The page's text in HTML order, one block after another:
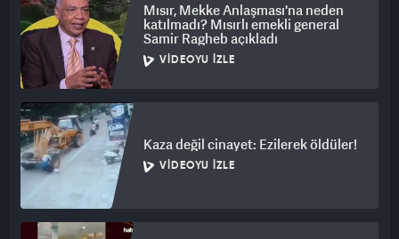
Mısır, Mekke Anlaşması'na neden
katılmadı? Mısırlı emekli general
Samir Ragheb açıkladı
VIDEOYU İZLE
Kaza değil cinayet: Ezilerek öldüler!
VIDEOYU İZLE